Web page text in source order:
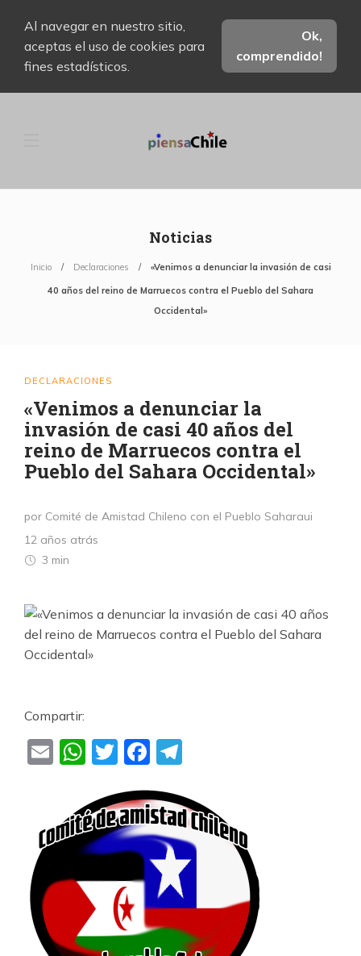
Al navegar en nuestro sitio,
aceptas el uso de cookies para
fines estadísticos.
Ok,
comprendido!
Noticias
Inicio Declaraciones «Venimos a denunciar la invasión de casi
40 años del reino de Marruecos contra el Pueblo del Sahara
Occidental»
DECLARACIONES
«Venimos a denunciar la
invasión de casi 40 años del
reino de Marruecos contra el
Pueblo del Sahara Occidental»
por Comité de Amistad Chileno con el Pueblo Saharaui
12 años atrás
3 min
Compartir:
EmailWhatsApp
TwitterFacebook